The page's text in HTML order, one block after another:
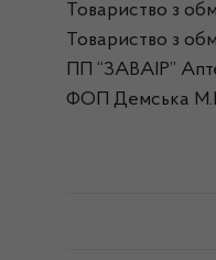
Товариство з
Товариство з
ПП “ЗАВАІР”
ФОП Демська